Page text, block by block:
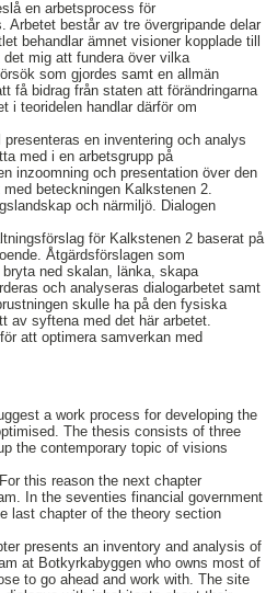
en arbetsprocess för
Arbetet består av tre övergripande delar
behandlar ämnet visioner kopplade till
mig att fundera över vilka
som gjordes samt en allmän
få bidrag från staten att förändringarna
i teoridelen handlar därför om
en inventering och analys
med i en arbetsgrupp på
inzoomning och presentation över den
beteckningen Kalkstenen 2.
och närmiljö. Dialogen
för Kalkstenen 2 baserat på
Åtgärdsförslagen som
ned skalan, länka, skapa
och analyseras dialogarbetet samt
skulle ha på den fysiska
av syftena med det här arbetet.
att optimera samverkan med
a work process for developing the
The thesis consists of three
the contemporary topic of visions
this reason the next chapter
In the seventies financial government
last chapter of the theory section
presents an inventory and analysis of
at Botkyrkabyggen who owns most of
to go ahead and work with. The site